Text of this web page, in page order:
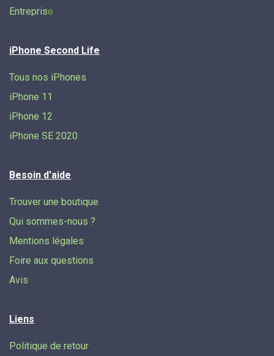
Entreprise
iPhone Second Life
Tous nos iPhones
iPhone 11
iPhone 12
iPhone SE 2020
Besoin d'aide
Trouver une boutique
Qui sommes-nous ?
Mentions légales
Foire aux questions
Avis
Liens
Politique de retour